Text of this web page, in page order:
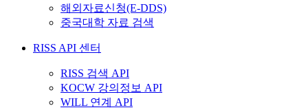
해외자료신청(E-DDS)
중국대학 자료 검색
RISS API 센터
RISS 검색 API
KOCW 강의정보 API
WILL 연계 API